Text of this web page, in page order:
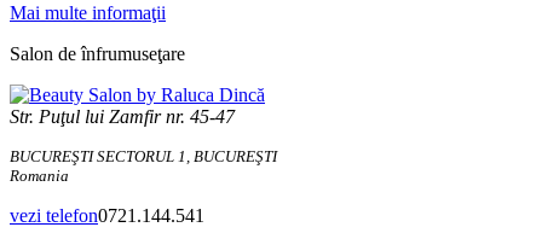
Mai multe informaţii
Salon de înfrumuseţare
Str. Puţul lui Zamfir nr. 45-47
BUCUREŞTI SECTORUL 1, BUCUREŞTI
Romania
vezi telefon0721.144.541